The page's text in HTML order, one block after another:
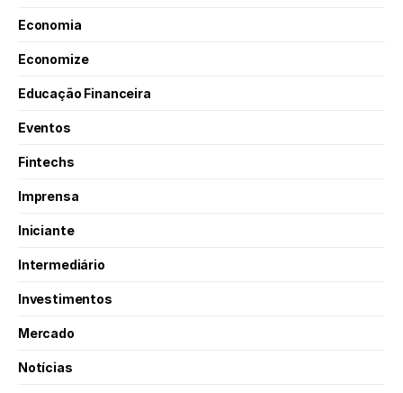
Economia
Economize
Educação Financeira
Eventos
Fintechs
Imprensa
Iniciante
Intermediário
Investimentos
Mercado
Notícias